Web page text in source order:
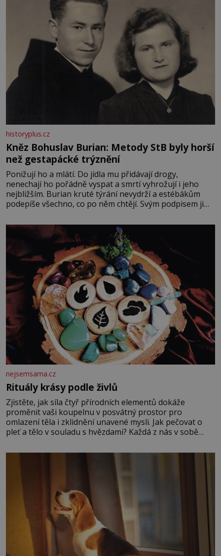
historyplus.cz
Kněz Bohuslav Burian: Metody StB byly horší
než gestapácké trýznění
Ponižují ho a mlátí. Do jídla mu přidávají drogy,
nenechají ho pořádně vyspat a smrtí vyhrožují i jeho
nejbližším. Burian kruté týrání nevydrží a estébákům
podepíše všechno, co po něm chtějí. Svým podpisem jim
fyzický ani psychický nátlak. Syn brněnského řezníka
chce být knězem a
nejsemsama.cz
Rituály krásy podle živlů
Zjistěte, jak síla čtyř přírodních elementů dokáže
proměnit vaši koupelnu v posvátný prostor pro
omlazení těla i zklidnění unavené mysli. Jak pečovat o
pleť a tělo v souladu s hvězdami? Každá z nás v sobě
povaze, ale i v potřebách naší pokožky. Ohnivá znamení
Ženy narozené ve znamení Berana, Lva a Střelce v sobě
nesou žár, odvahu a neutuchající elán. Vaše